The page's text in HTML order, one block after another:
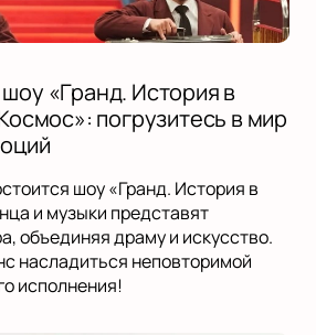
«Гранд. История в
погрузитесь в мир
шоу «Гранд. История в
и музыки представят
объединяя драму и искусство.
насладиться неповторимой
исполнения!